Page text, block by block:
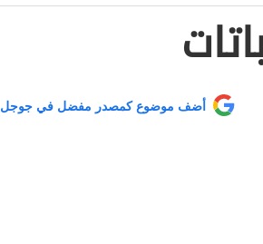
أضف موضوع كمصدر مفضل في جوجل